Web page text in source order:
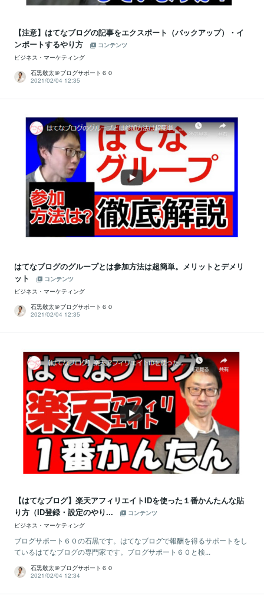
【注意】はてなブログの記事をエクスポート（バックアップ）・イ
ンポートするやり方
コンテンツ
ビジネス・マーケティング
石黒敬太＠ブログサポート６０
2021/02/04 12:35
はてなブログのグループとは参加方法は超簡単。メリットとデメリ
ット
コンテンツ
ビジネス・マーケティング
石黒敬太＠ブログサポート６０
2021/02/04 12:35
【はてなブログ】楽天アフィリエイトIDを使った１番かんたんな貼
り方（ID登録・設定のやり...
コンテンツ
ビジネス・マーケティング
ブログサポート６０の石黒です。はてなブログで報酬を得るサポートをし
ているはてなブログの専門家です。ブログサポート６０と検...
石黒敬太＠ブログサポート６０
2021/02/04 12:34